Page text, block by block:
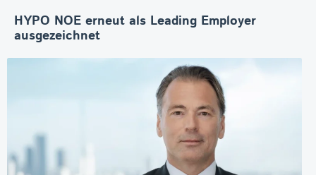
HYPO NOE erneut als Leading Employer
ausgezeichnet